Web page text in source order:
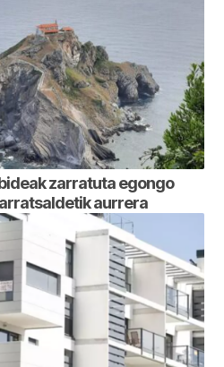
zarratuta egongo
aurrera